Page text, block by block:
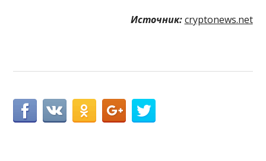
Источник: cryptonews.net